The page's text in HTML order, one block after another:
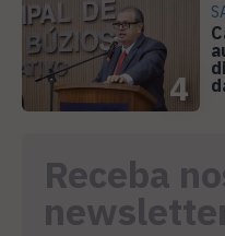
4
Receba